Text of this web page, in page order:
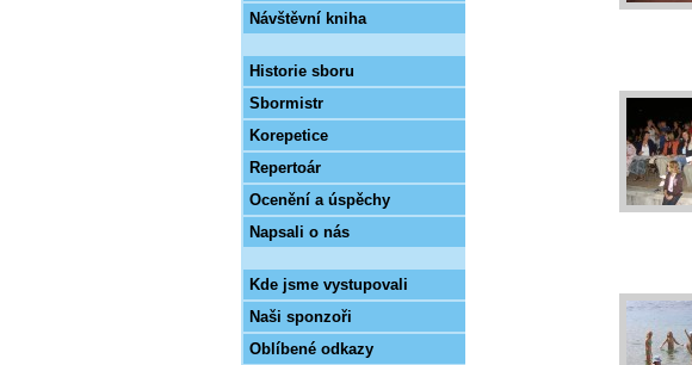
Návštěvní kniha
Historie sboru
Sbormistr
Korepetice
Repertoár
Ocenění a úspěchy
Napsali o nás
Kde jsme vystupovali
Naši sponzoři
Oblíbené odkazy